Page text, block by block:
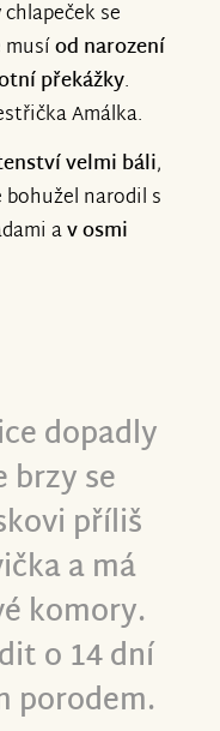
za sebou
zaměření
vyzvednutí a
naší cesty.
se
musíod narození
překážky.
Amálka.
velmi báli,
bohužel narodil s
av osmi
dopadly
brzy se
příliš
a má
komory.
o 14 dní
porodem.